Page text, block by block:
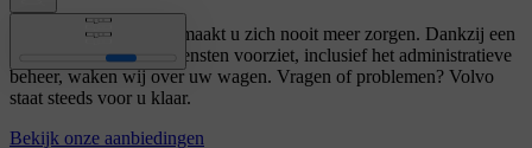
Met een Private Lease maakt u zich nooit meer zorgen. Dankzij een
leaseformule die alle diensten voorziet, inclusief het administratieve
beheer, waken wij over uw wagen. Vragen of problemen? Volvo
staat steeds voor u klaar.
Bekijk onze aanbiedingen